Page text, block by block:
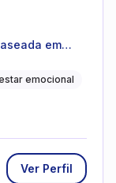
em
emocional
Ver Perfil